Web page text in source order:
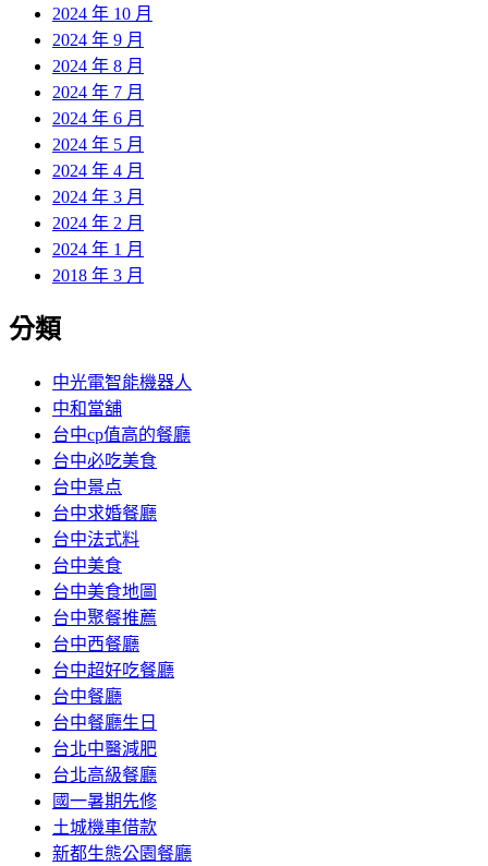
2024 年 10 月
2024 年 9 月
2024 年 8 月
2024 年 7 月
2024 年 6 月
2024 年 5 月
2024 年 4 月
2024 年 3 月
2024 年 2 月
2024 年 1 月
2018 年 3 月
分類
中光電智能機器人
中和當舖
台中cp值高的餐廳
台中必吃美食
台中景点
台中求婚餐廳
台中法式料
台中美食
台中美食地圖
台中聚餐推薦
台中西餐廳
台中超好吃餐廳
台中餐廳
台中餐廳生日
台北中醫減肥
台北高級餐廳
國一暑期先修
土城機車借款
新都生態公園餐廳